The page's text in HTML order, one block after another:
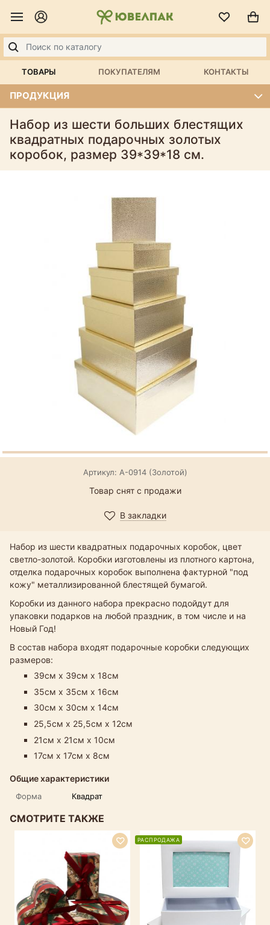
ТОВАРЫ ПОКУПАТЕЛЯМ КОНТАКТЫ
ПРОДУКЦИЯ
Набор из шести больших блестящих
квадратных подарочных золотых
коробок, размер 39*39*18 см.
Артикул: А-0914 (Золотой)
Товар снят с продажи
В закладки
Набор из шести квадратных подарочных коробок, цвет
светло-золотой. Коробки изготовлены из плотного картона,
отделка подарочных коробок выполнена фактурной "под
кожу" металлизированной блестящей бумагой.
Коробки из данного набора прекрасно подойдут для
упаковки подарков на любой праздник, в том числе и на
Новый Год!
В состав набора входят подарочные коробки следующих
размеров:
39см х 39см х 18см
35см х 35см х 16см
30см х 30см х 14см​
25,5см х 25,5см х 12см
21см х 21см х 10см
17см х 17см х 8см
Общие характеристики
Форма Квадрат
СМОТРИТЕ ТАКЖЕ
РАСПРОДАЖА